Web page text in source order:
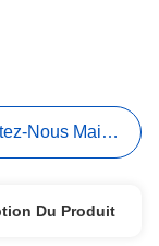
Nous Maintenant
Du Produit